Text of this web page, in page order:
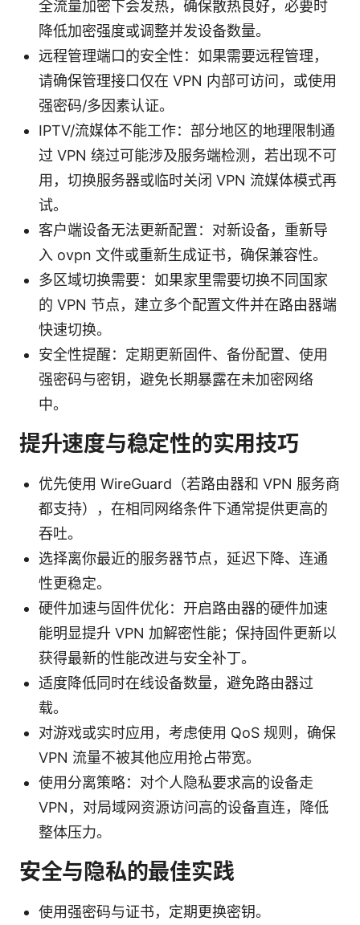
全流量加密下会发热，确保散热良好，必要时
降低加密强度或调整并发设备数量。
远程管理端口的安全性：如果需要远程管理，
请确保管理接口仅在 VPN 内部可访问，或使用
强密码/多因素认证。
IPTV/流媒体不能工作：部分地区的地理限制通
过 VPN 绕过可能涉及服务端检测，若出现不可
用，切换服务器或临时关闭 VPN 流媒体模式再
试。
客户端设备无法更新配置：对新设备，重新导
入 ovpn 文件或重新生成证书，确保兼容性。
多区域切换需要：如果家里需要切换不同国家
的 VPN 节点，建立多个配置文件并在路由器端
快速切换。
安全性提醒：定期更新固件、备份配置、使用
强密码与密钥，避免长期暴露在未加密网络
中。
提升速度与稳定性的实用技巧
优先使用 WireGuard（若路由器和 VPN 服务商
都支持），在相同网络条件下通常提供更高的
吞吐。
选择离你最近的服务器节点，延迟下降、连通
性更稳定。
硬件加速与固件优化：开启路由器的硬件加速
能明显提升 VPN 加解密性能；保持固件更新以
获得最新的性能改进与安全补丁。
适度降低同时在线设备数量，避免路由器过
载。
对游戏或实时应用，考虑使用 QoS 规则，确保
VPN 流量不被其他应用抢占带宽。
使用分离策略：对个人隐私要求高的设备走
VPN，对局域网资源访问高的设备直连，降低
整体压力。
安全与隐私的最佳实践
使用强密码与证书，定期更换密钥。